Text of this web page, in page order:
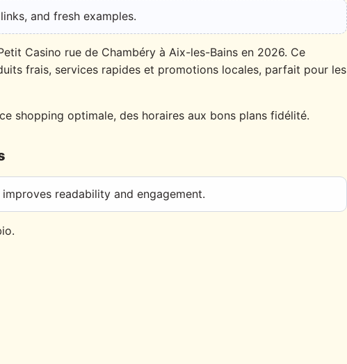
and fresh examples.
Casino rue de Chambéry à Aix-les-Bains en 2026. Ce
frais, services rapides et promotions locales, parfait pour les
shopping optimale, des horaires aux bons plans fidélité.
readability and engagement.